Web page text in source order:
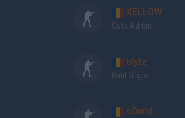
XELLOW
Guta Adrian
blytz
Raul Gligor
s0und